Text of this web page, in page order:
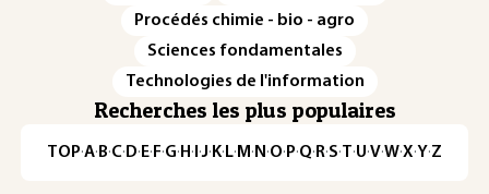
Procédés chimie - bio - agro
Sciences fondamentales
Technologies de l'information
Recherches les plus populaires
TOP·A·B·C· D· E· F·G· H · ·J· K· L· M · N ·O· P·Q· R·S·T·U·V·W·X·Y·Z